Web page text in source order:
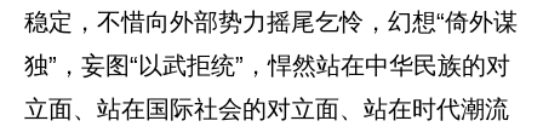
稳定，不惜向外部势力摇尾乞怜，幻想“倚外谋
独”，妄图“以武拒统”，悍然站在中华民族的对
立面、站在国际社会的对立面、站在时代潮流